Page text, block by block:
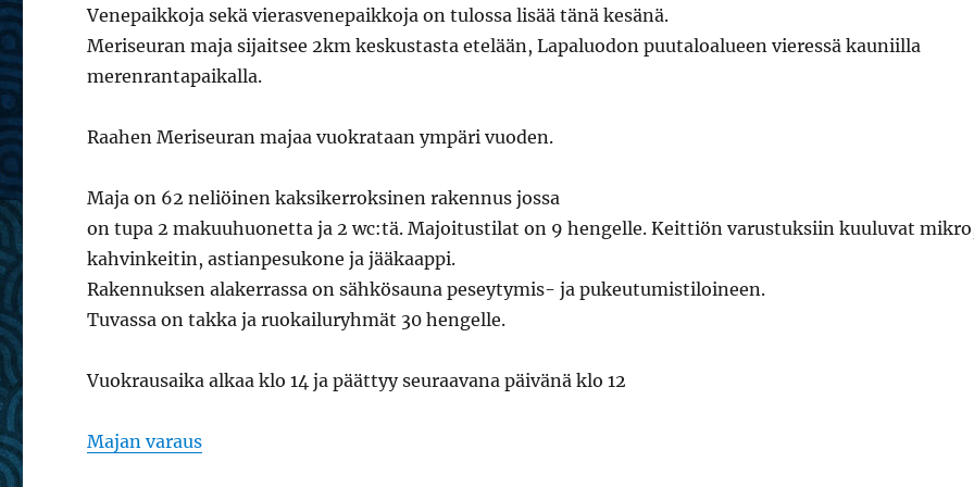
Venepaikkoja sekä vierasvenepaikkoja on tulossa lisää tänä kesänä.
Meriseuran maja sijaitsee 2km keskustasta etelään, Lapaluodon puutaloalueen vieressä kauniilla
merenrantapaikalla.
Raahen Meriseuran majaa vuokrataan ympäri vuoden.
Maja on 62 neliöinen kaksikerroksinen rakennus jossa
on tupa 2 makuuhuonetta ja 2 wc:tä. Majoitustilat on 9 hengelle. Keittiön varustuksiin kuuluvat
kahvinkeitin, astianpesukone ja jääkaappi.
Rakennuksen alakerrassa on sähkösauna peseytymis- ja pukeutumistiloineen.
Tuvassa on takka ja ruokailuryhmät 30 hengelle.
Vuokrausaika alkaa klo 14 ja päättyy seuraavana päivänä klo 12
Majan varaus